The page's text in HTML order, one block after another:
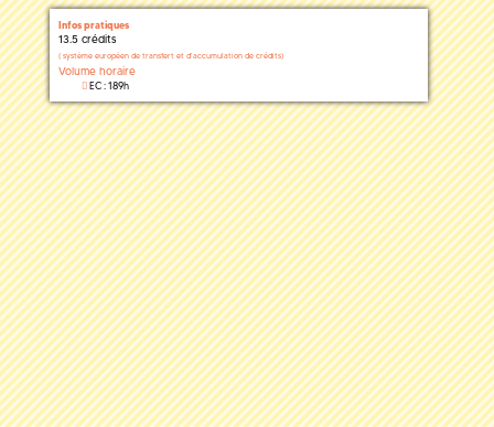
Infos pratiques
13.5 crédits
( système européen de transfert et d'accumulation de crédits)
Volume horaire
EC : 189h